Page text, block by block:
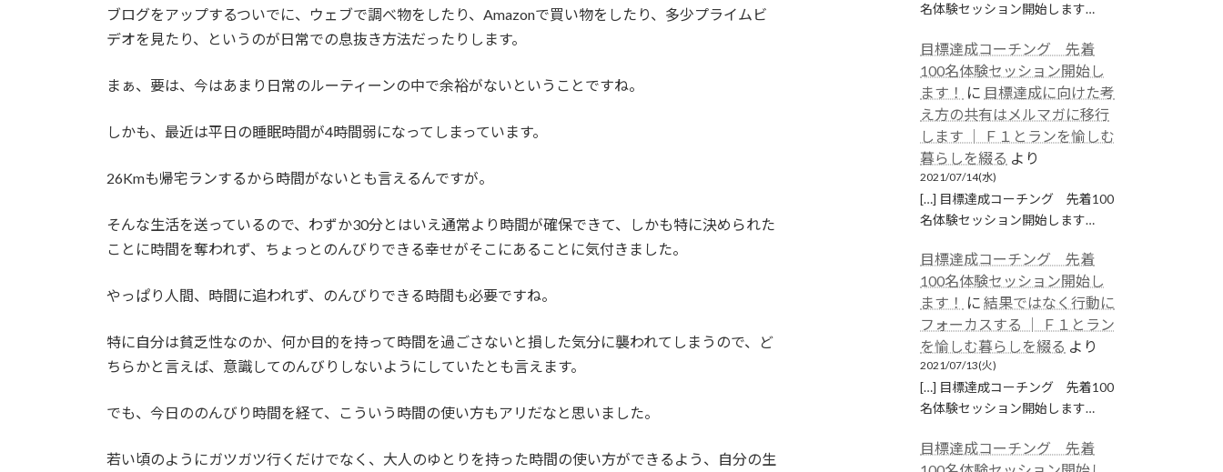
ブログをアップするついでに、ウェブで調べ物をしたり、Amazonで買い物をしたり、多少プライムビ
デオを見たり、というのが日常での息抜き方法だったりします。
まぁ、要は、今はあまり日常のルーティーンの中で余裕がないということですね。
しかも、最近は平日の睡眠時間が4時間弱になってしまっています。
26Kmも帰宅ランするから時間がないとも言えるんですが。
そんな生活を送っているので、わずか30分とはいえ通常より時間が確保できて、しかも特に決められた
ことに時間を奪われず、ちょっとのんびりできる幸せがそこにあることに気付きました。
やっぱり人間、時間に追われず、のんびりできる時間も必要ですね。
特に自分は貧乏性なのか、何か目的を持って時間を過ごさないと損した気分に襲われてしまうので、ど
ちらかと言えば、意識してのんびりしないようにしていたとも言えます。
でも、今日ののんびり時間を経て、こういう時間の使い方もアリだなと思いました。
若い頃のようにガツガツ行くだけでなく、大人のゆとりを持った時間の使い方ができるよう、自分の生
名体験セッション開始します…
目標達成コーチング 先着
100名体験セッション開始し
ます！
に 目標達成に向けた考
え方の共有はメルマガに移行
します │ Ｆ１とランを愉しむ
暮らしを綴る より
2021/07/14(水)
[…] 目標達成コーチング 先着100
名体験セッション開始します…
目標達成コーチング 先着
100名体験セッション開始し
ます！
に結果ではなく行動に
フォーカスする │ Ｆ１とラン
を愉しむ暮らしを綴る より
2021/07/13(火)
[…] 目標達成コーチング 先着100
名体験セッション開始します…
目標達成コーチング 先着